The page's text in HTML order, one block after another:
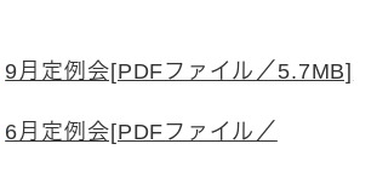
9月定例会[PDFファイル／5.7MB]
6月定例会[PDFファイル／